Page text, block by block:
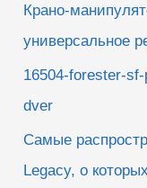
Крано-
универсальное
16504-forester-
dver
Самые
Legacy, о